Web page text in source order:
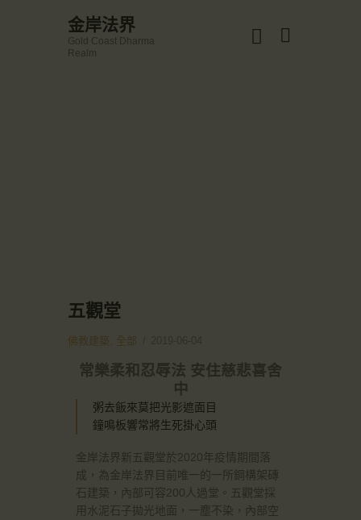
金岸法界
Gold Coast Dharma
Realm
聯繫我們
五觀堂
佛教建築, 全部
常樂柔和忍辱法 安住慈悲喜舍
中
粥去飯來莫把光影遮面目
鐘鳴板響常將生死掛心頭
金岸法界新五觀堂於2020年疫情期間落
成，為金岸法界目前唯一的一所鋼構架磚
石建築，內部可容200人過堂。五觀堂採
用水泥石子拋光地面，一塵不染，內部空
☀️法宴：華嚴經入法界品第三十九 ☀️
🙏講者：上恆下實法師 (Rev. Heng Sure)